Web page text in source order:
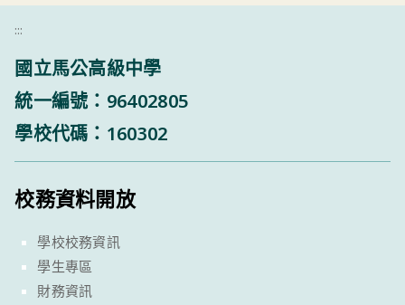
:::
國立馬公高級中學
統一編號：96402805
學校代碼：160302
校務資料開放
學校校務資訊
學生專區
財務資訊